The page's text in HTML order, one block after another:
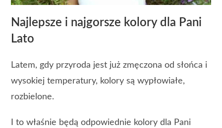
Najlepsze i najgorsze kolory dla Pani
Lato
Latem, gdy przyroda jest już zmęczona od słońca i
wysokiej temperatury, kolory są wypłowiałe,
rozbielone.
I to właśnie będą odpowiednie kolory dla Pani